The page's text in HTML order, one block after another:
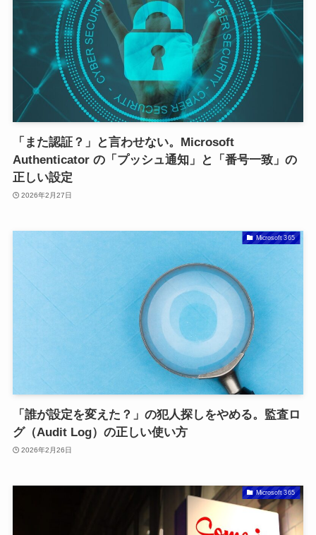
「また認証？」と言わせない。Microsoft
Authenticator の「プッシュ通知」と「番号一致」の
正しい設定
2026年2月27日
Microsoft 365
「誰が設定を変えた？」の犯人探しをやめる。監査ロ
グ（Audit Log）の正しい使い方
2026年2月26日
Microsoft 365